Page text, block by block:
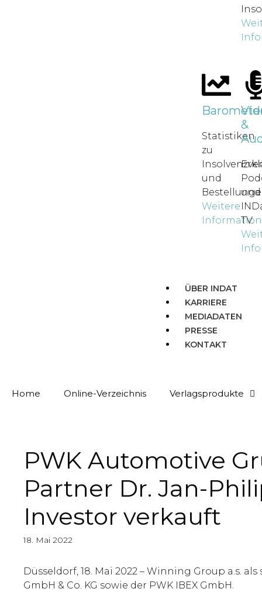
Statistiken
zu
und
Weitere
&
und
TV.
ÜBER INDAT
KARRIERE
MEDIADATEN
PRESSE
KONTAKT
Home Online-Verzeichnis Verlagsprodukte
PWK Automotive
Partner Dr. Jan-
Investor verkauft
18. Mai 2022
Düsseldorf, 18. Mai 2022 – Winning Group a.s.
GmbH & Co. KG sowie der PWK IBEX GmbH.